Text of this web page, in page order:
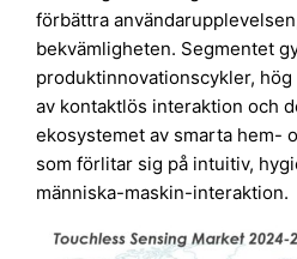
förbättra
bekvämligheten. Segmentet
produktinnovationscykler,
av kontaktlös interaktion och
ekosystemet av smarta hem-
som förlitar sig på intuitiv,
människa-maskin-interaktion.